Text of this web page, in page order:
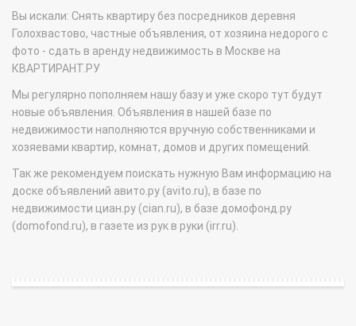
Вы искали: Снять квартиру без посредников деревня
Голохвастово, частные объявления, от хозяина недорого с
фото - сдать в аренду недвижимость в Москве на
КВАРТИРАНТ.РУ
Мы регулярно пополняем нашу базу и уже скоро тут будут
новые объявления. Объявления в нашей базе по
недвижимости наполняются вручную собственниками и
хозяевами квартир, комнат, домов и других помещений.
Так же рекомендуем поискать нужную Вам информацию на
доске объявлений авито.ру (avito.ru), в базе по
недвижимости циан.ру (cian.ru), в базе домофонд.ру
(domofond.ru), в газете из рук в руки (irr.ru).